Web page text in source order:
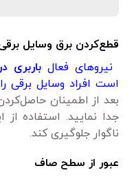
قطع‌کردن برق وسایل
نیروهای فعالباربری
است افراد وسایل برقی
بعد از اطمینان
جدا نمایید. استفاده
ناگوار جلوگیری کند.
عبور از سطح صاف